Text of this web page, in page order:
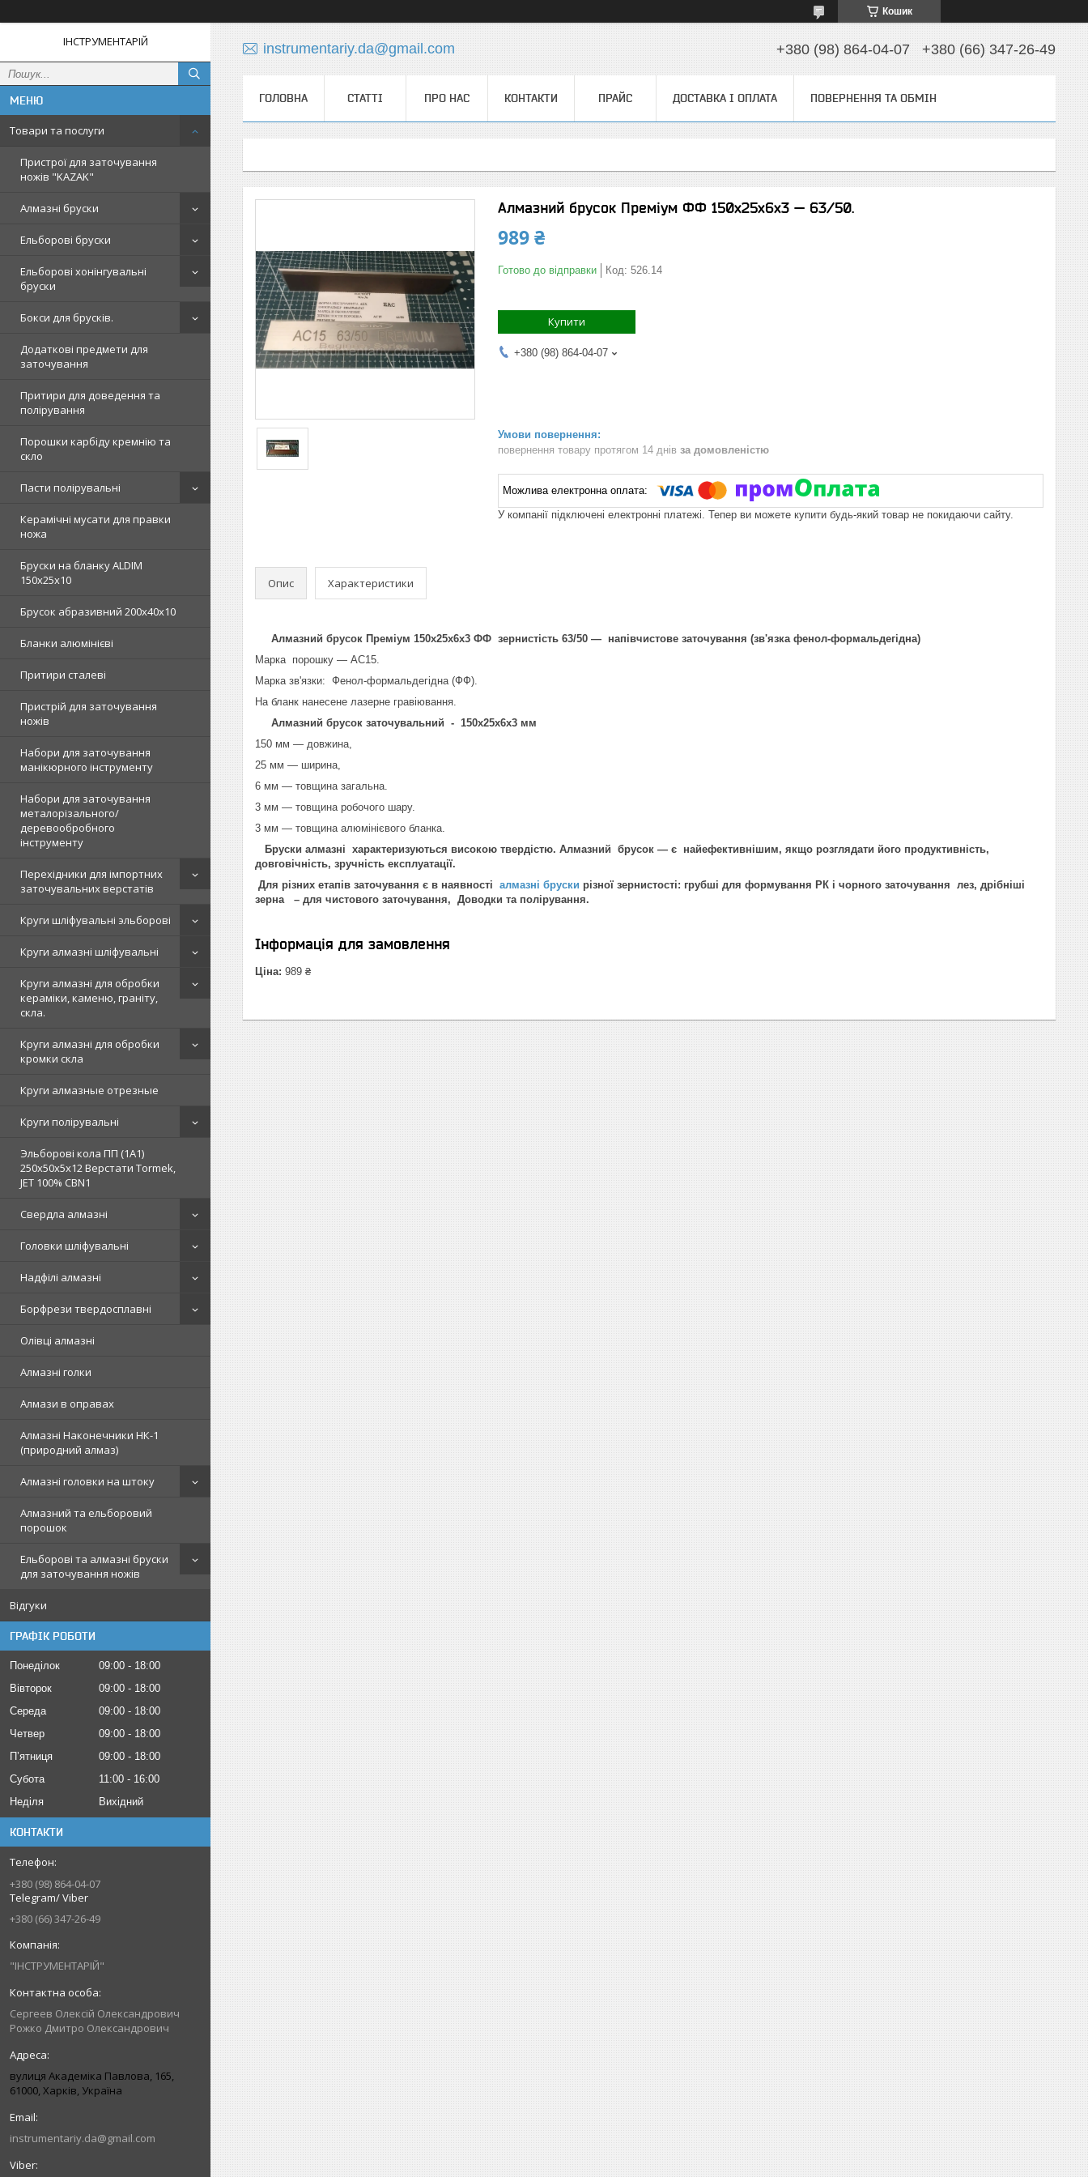
Кошик
ІНСТРУМЕНТАРІЙ
Товари та послуги
Пристрої для заточування
ножів "KAZAK"
Алмазні бруски
Ельборові бруски
Ельборові хонінгувальні
бруски
Бокси для брусків.
Додаткові предмети для
заточування
Притири для доведення та
полірування
Порошки карбіду кремнію та
скло
Пасти полірувальні
Керамічні мусати для правки
ножа
Бруски на бланку ALDIM
150х25х10
Брусок абразивний 200х40х10
Бланки алюмінієві
Притири сталеві
Пристрій для заточування
ножів
Набори для заточування
манікюрного інструменту
Набори для заточування
металорізального/
деревообробного
інструменту
Перехідники для імпортних
заточувальних верстатів
Круги шліфувальні эльборові
Круги алмазні шліфувальні
Круги алмазні для обробки
кераміки, каменю, граніту,
скла.
Круги алмазні для обробки
кромки скла
Круги алмазные отрезные
Круги полірувальні
Эльборові кола ПП (1А1)
250х50х5х12 Верстати Tormek,
JET 100% СВN1
Свердла алмазні
Головки шліфувальні
Надфілі алмазні
Борфрези твердосплавні
Олівці алмазні
Алмазні голки
Алмази в оправах
Алмазні Наконечники НК-1
(природний алмаз)
Алмазні головки на штоку
Алмазний та ельборовий
порошок
Ельборові та алмазні бруски
для заточування ножів
Відгуки
ГРАФІК РОБОТИ
Понеділок 09:00
18:00
Вівторок
09:00
18:00
Середа
09:00
18:00
Четвер
09:00
18:00
Пʼятниця
09:00
18:00
Субота
11:00
16:00
Неділя
Вихідний
КОНТАКТИ
+380 (98) 864-04-07
Telegram/ Viber
+380 (66) 347-26-49
"ІНСТРУМЕНТАРІЙ"
Сергеев Олексій Олександрович
Рожко Дмитро Олександрович
вулиця Академіка Павлова, 165,
61000, Харків, Україна
instrumentariy.da@gmail.com
instrumentariy.da@gmail.com +380 (98) 864-04-07 +380 (66) 347-26-49
ГОЛОВНА СТАТТІ ПРО НАС КОНТАКТИ ПРАЙС ДОСТАВКА І ОПЛАТА ПОВЕРНЕННЯ ТА ОБМІН
Алмазний брусок Преміум ФФ 150х25х6х3 — 63/50.
989 ₴
Готово до відправки Код: 526.14
Купити
+380 (98) 864-04-07
повернення товару протягом 14 днів за домовленістю
У компанії підключені електронні платежі. Тепер ви можете купити будь-який товар не покидаючи сайту.
Опис Характеристики
Алмазний брусок Преміум 150х25х6х3 ФФ зернистість 63/50 — напівчистове заточування (зв'язка фенол-формальдегідна)
Марка порошку — АС15.
Марка зв'язки: Фенол-формальдегідна (ФФ).
На бланк нанесене лазерне гравіювання.
Алмазний брусок заточувальний - 150х25х6х3 мм
150 мм — довжина,
25 мм — ширина,
6 мм — товщина загальна.
3 мм — товщина робочого шару.
3 мм — товщина алюмінієвого бланка.
Бруски алмазні характеризуються високою твердістю. Алмазний брусок — є найефективнішим, якщо розглядати його продуктивність,
довговічність, зручність експлуатації.
Для різних етапів заточування є в наявності алмазні бруски різної зернистості: грубші для формування РК і чорного заточування лез, дрібніші
зерна – для чистового заточування, Доводки та полірування.
Інформація для замовлення
Ціна: 989 ₴